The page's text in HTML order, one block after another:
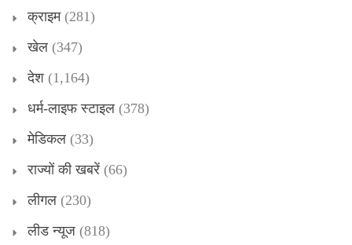
क्राइम(281)
खेल (347)
देश (1,164)
धर्म-लाइफ स्टाइल (378)
मेडिकल (33)
राज्यों की खबरें (66)
लीगल (230)
लीड न्यूज (818)